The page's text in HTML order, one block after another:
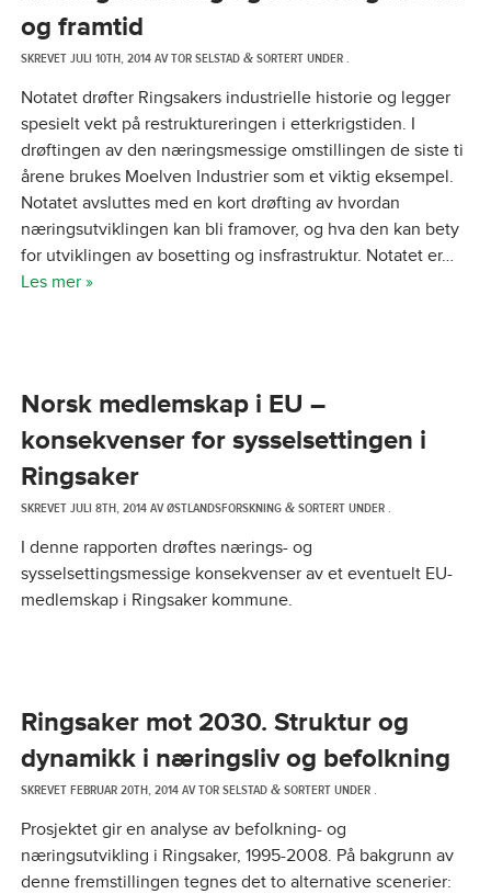
og framtid
SKREVETJULI 10TH, 2014AVTOR SELSTAD &SORTERT UNDER .
Notatet drøfter Ringsakers industrielle historie og legger
spesielt vekt på restruktureringen i etterkrigstiden. I
drøftingen av den næringsmessige omstillingen de siste ti
årene brukes Moelven Industrier som et viktig eksempel.
Notatet avsluttes med en kort drøfting av hvordan
næringsutviklingen kan bli framover, og hva den kan bety
for utviklingen av bosetting og insfrastruktur. Notatet er…
Les mer »
Norsk medlemskap i EU –
konsekvenser for sysselsettingen i
Ringsaker
SKREVETJULI 8TH, 2014AVØSTLANDSFORSKNING &SORTERT UNDER .
I denne rapporten drøftes nærings- og
sysselsettingsmessige konsekvenser av et eventuelt EU-
medlemskap i Ringsaker kommune.
Ringsaker mot 2030. Struktur og
dynamikk i næringsliv og befolkning
SKREVETFEBRUAR 20TH, 2014AVTOR SELSTAD &SORTERT UNDER .
Prosjektet gir en analyse av befolkning- og
næringsutvikling i Ringsaker, 1995-2008. På bakgrunn av
denne fremstillingen tegnes det to alternative scenerier: